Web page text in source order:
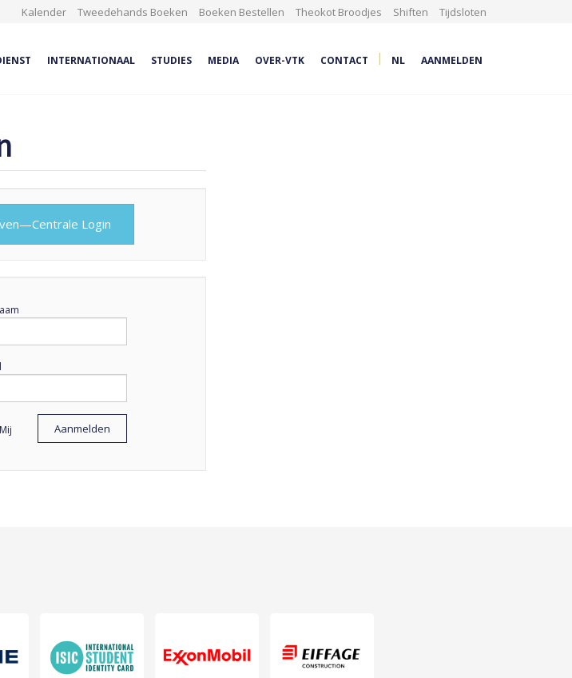
Kalender Tweedehands Boeken Boeken Bestellen Theokot Broodjes Shiften Tijdsloten
INTERNATIONAAL STUDIES MEDIA OVER-VTK CONTACT | NL AANMELDEN
Login